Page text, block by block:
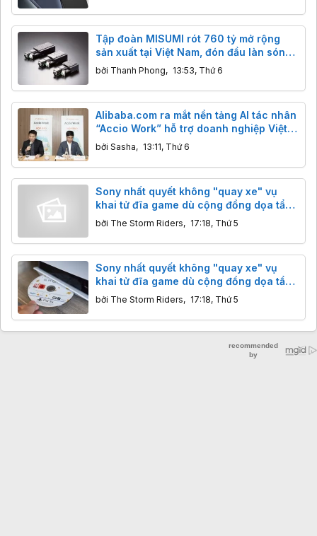
Tập đoàn MISUMI rót 760 tỷ mở rộng
sản xuất tại Việt Nam, đón đầu làn sóng
AI và robot toàn cầu
bởi Thanh Phong, 13:53, Thứ 6
Alibaba.com ra mắt nền tảng AI tác nhân
“Accio Work” hỗ trợ doanh nghiệp Việt
xuất khẩu
bởi Sasha, 13:11, Thứ 6
Sony nhất quyết không "quay xe" vụ
khai tử đĩa game dù cộng đồng dọa tẩy
chay
bởi The Storm Riders, 17:18, Thứ 5
Sony nhất quyết không "quay xe" vụ
khai tử đĩa game dù cộng đồng dọa tẩy
chay
bởi The Storm Riders, 17:18, Thứ 5